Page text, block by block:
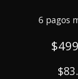
6 pagos